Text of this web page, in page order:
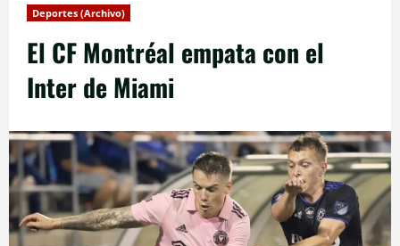
Deportes (Archivo)
El CF Montréal empata con el
Inter de Miami